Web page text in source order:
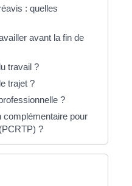
: quelles
avant la fin de
travail ?
trajet ?
?
complémentaire pour
?